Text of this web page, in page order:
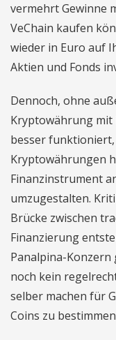
vermehrt Gewinne
VeChain kaufen
wieder in Euro auf
Aktien und Fonds
Dennoch, ohne
Kryptowährung mit
besser
Kryptowährungen
Finanzinstrument
umzugestalten.
Brücke zwischen
Finanzierung
Panalpina-Konzern
noch kein
selber machen für
Coins zu